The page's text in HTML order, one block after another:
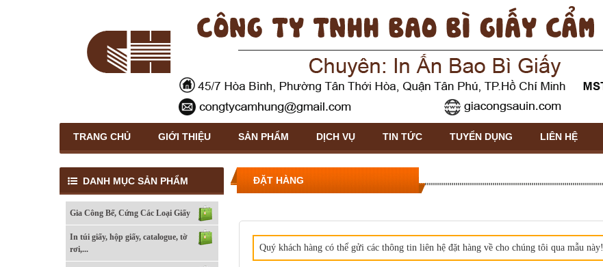
TRANG CHỦ GIỚI THIỆU SẢN PHẨM DỊCH VỤ TIN TỨC TUYỂN DỤNG LIÊN HỆ
DANH MỤC SẢN PHẨM
Gia Công Bế, Cứng Các Loại Giấy
In túi giấy, hộp giấy, catalogue, tờ
rơi,...
ĐẶT HÀNG
Quý khách hàng có thể gửi các thông tin liên hệ đặt hàng về cho chúng tôi qua mẫu này!